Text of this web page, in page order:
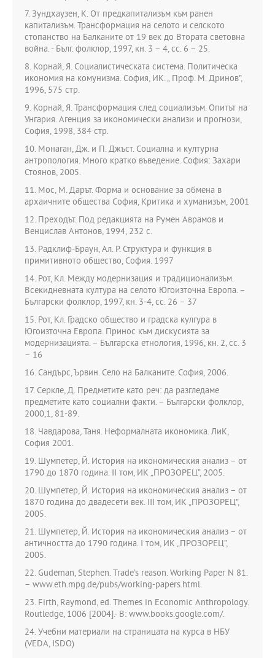
7. Зундхаузен, К. От предкапитализъм към ранен
капитализъм. Трансформация на селото и селското
стопанство на Балканите от 19 век до Втората световна
война. - Бълг. фолклор, 1997, кн. 3 – 4, сс. 6 – 25.
8. Корнай, Я. Социалистическата система. Политическа
икономия на комунизма. София, ИК. „ Проф. М. Дринов”,
1996, 575 стр.
9. Корнай, Я. Трансформация след социализъм. Опитът на
Унгария. Агенция за икономически анализи и прогнози,
София, 1998, 384 стр.
10. Монаган, Дж. и П. Джъст. Социална и културна
антропология. Много кратко въведение. София: Захари
Стоянов, 2005.
11. Мос, М. Дарът. Форма и основание за обмена в
архаичните общества София, Критика и хуманизъм, 2001
12. Преходът. Под редакцията на Румен Аврамов и
Венцислав Антонов, 1994, 232 с.
13. Радклиф-Браун, Ал. Р. Структура и функция в
примитивното общество, София. 1997
14. Рот, Кл. Между модернизация и традиционализъм.
Всекидневната култура на селото Югоизточна Европа. –
Български фолклор, 1997, кн. 3-4, сс. 26 – 37
15. Рот, Кл. Градско общество и градска кулгура в
Югоизточна Европа. Принос към дискусията за
модернизацията. – Българска етнология, 1996, кн. 2, сс. 3
– 16
16. Сандърс, Ървин. Село на Балканите. София, 2006.
17. Серкле, Д. Предметите като реч: да разгледаме
предметите като социални факти. – Български фолклор,
2000,1, 81-89.
18. Чавдарова, Таня. Неформалната икономика. ЛиК,
София 2001.
19. Шумпетер, Й. История на икономическия анализ – от
1790 до 1870 година. II том, ИК „ПРОЗОРЕЦ”, 2005.
20. Шумпетер, Й. История на икономическия анализ – от
1870 година до двадесети век. III том, ИК „ПРОЗОРЕЦ”,
2005.
21. Шумпетер, Й. История на икономическия анализ – от
античността до 1790 година. I том, ИК „ПРОЗОРЕЦ”,
2005.
22. Gudeman, Stephen. Trade’s reason. Working Paper N 81.
– www.eth.mpg.de/pubs/working-papers.html.
23. Firth, Raymond, ed. Themes in Economic Anthropology.
Routledge, 1006 [2004].- В: www.books.google.com/.
24. Учебни материали на страницата на курса в НБУ
(VEDA, ISDO)